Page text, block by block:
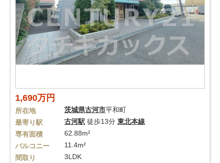
1,690万円
所在地 茨城県古河市平和町
最寄り駅
古河駅 徒歩13分 東北本線
専有面積
62.88m²
バルコニー
11.4m²
間取り
3LDK